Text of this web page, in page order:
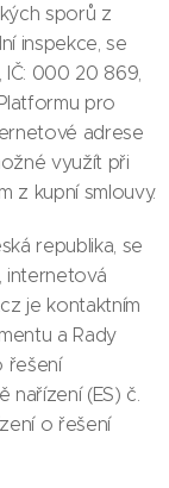
sporů z
inspekce, se
IČ: 000 20 869,
pro
adrese
využít při
z kupní smlouvy.
republika, se
internetová
je kontaktním
a Rady
řešení
(ES) č.
o řešení